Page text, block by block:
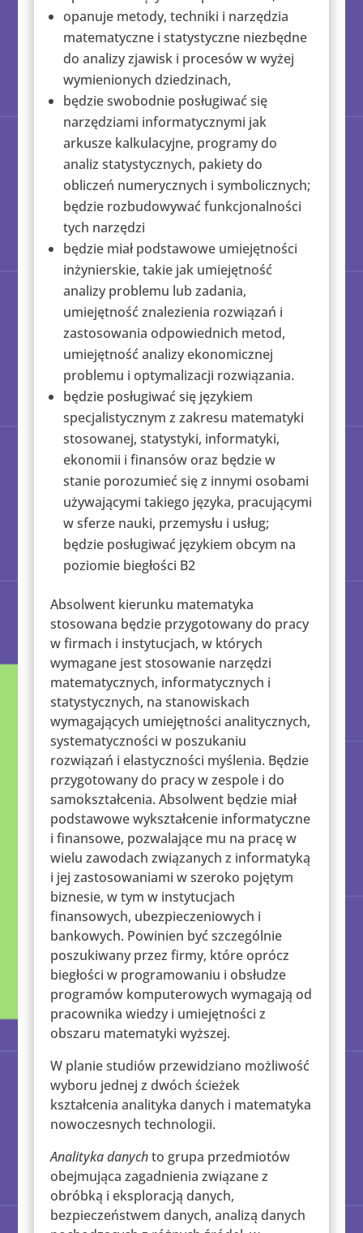
opanuje metody, techniki i narzędzia
matematyczne i statystyczne niezbędne
do analizy zjawisk i procesów w wyżej
wymienionych dziedzinach,
będzie swobodnie posługiwać się
narzędziami informatycznymi jak
arkusze kalkulacyjne, programy do
analiz statystycznych, pakiety do
obliczeń numerycznych i symbolicznych;
będzie rozbudowywać funkcjonalności
tych narzędzi
będzie miał podstawowe umiejętności
inżynierskie, takie jak umiejętność
analizy problemu lub zadania,
umiejętność znalezienia rozwiązań i
zastosowania odpowiednich metod,
umiejętność analizy ekonomicznej
problemu i optymalizacji rozwiązania.
będzie posługiwać się językiem
specjalistycznym z zakresu matematyki
stosowanej, statystyki, informatyki,
ekonomii i finansów oraz będzie w
stanie porozumieć się z innymi osobami
używającymi takiego języka, pracującymi
w sferze nauki, przemysłu i usług;
będzie posługiwać językiem obcym na
poziomie biegłości B2
Absolwent kierunku matematyka
stosowana będzie przygotowany do pracy
w firmach i instytucjach, w których
wymagane jest stosowanie narzędzi
matematycznych, informatycznych i
statystycznych, na stanowiskach
wymagających umiejętności analitycznych,
systematyczności w poszukaniu
rozwiązań i elastyczności myślenia. Będzie
przygotowany do pracy w zespole i do
samokształcenia. Absolwent będzie miał
podstawowe wykształcenie informatyczne
i finansowe, pozwalające mu na pracę w
wielu zawodach związanych z informatyką
i jej zastosowaniami w szeroko pojętym
biznesie, w tym w instytucjach
finansowych, ubezpieczeniowych i
bankowych. Powinien być szczególnie
poszukiwany przez firmy, które oprócz
biegłości w programowaniu i obsłudze
programów komputerowych wymagają od
pracownika wiedzy i umiejętności z
obszaru matematyki wyższej.
W planie studiów przewidziano możliwość
wyboru jednej z dwóch ścieżek
kształcenia analityka danych i matematyka
nowoczesnych technologii.
Analityka danychto grupa przedmiotów
obejmująca zagadnienia związane z
obróbką i eksploracją danych,
bezpieczeństwem danych, analizą danych